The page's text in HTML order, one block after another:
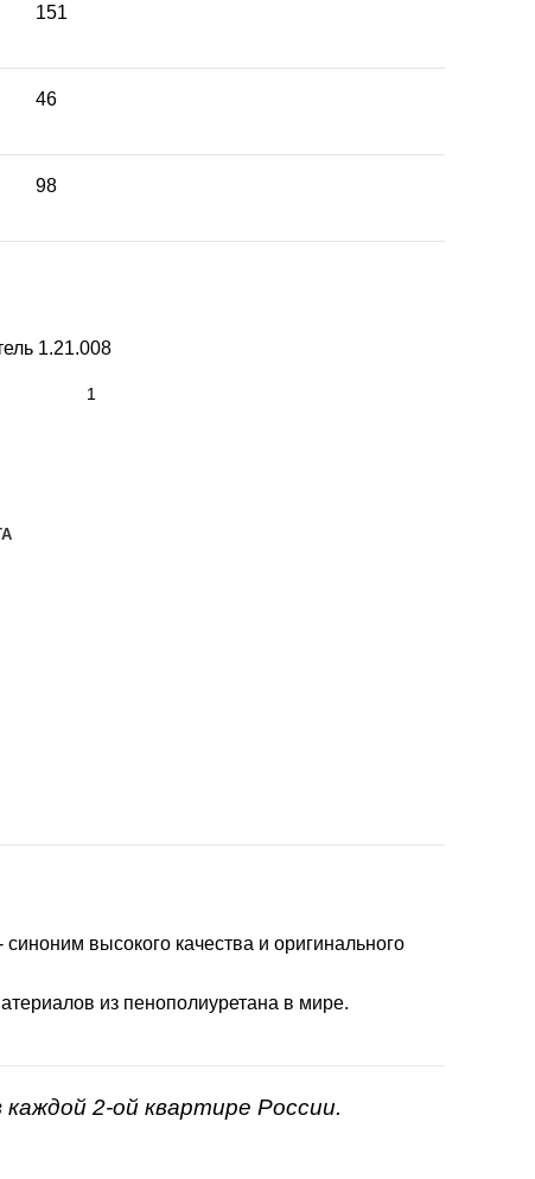
151
46
98
1.21.008
высокого качества и оригинального
из пенополиуретана в мире.
2-ой квартире России.